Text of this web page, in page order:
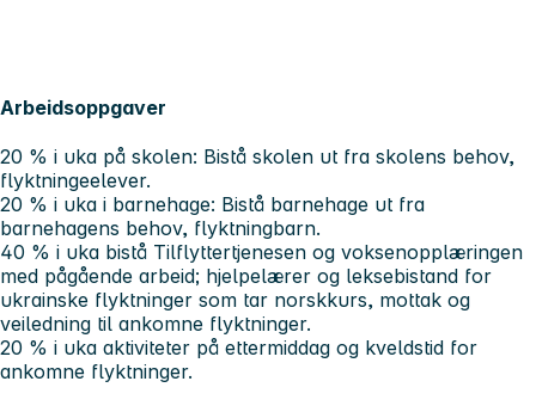
Arbeidsoppgaver
20 % i uka på skolen: Bistå skolen ut fra skolens behov,
flyktningeelever.
20 % i uka i barnehage: Bistå barnehage ut fra
barnehagens behov, flyktningbarn.
40 % i uka bistå Tilflyttertjenesen og voksenopplæringen
med pågående arbeid; hjelpelærer og leksebistand for
ukrainske flyktninger som tar norskkurs, mottak og
veiledning til ankomne flyktninger.
20 % i uka aktiviteter på ettermiddag og kveldstid for
ankomne flyktninger.